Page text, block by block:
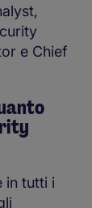
e Chief
in tutti i